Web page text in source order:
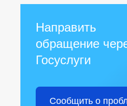
Направить
обращение
Госуслуги
Сообщить о